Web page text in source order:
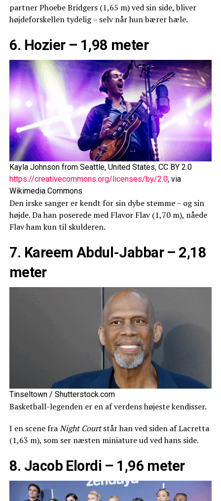
partner Phoebe Bridgers (1,65 m) ved sin side, bliver
højde­forskellen tydelig – selv når hun bærer hæle.
6. Hozier – 1,98 meter
Kayla Johnson from Seattle, United States, CC BY 2.0
https://creativecommons.org/licenses/by/2.0, via
Wikimedia Commons
Den irske sanger er kendt for sin dybe stemme – og sin
højde. Da han poserede med Flavor Flav (1,70 m), nåede
Flav ham kun til skulderen.
7. Kareem Abdul-Jabbar – 2,18
meter
Tinseltown / Shutterstock.com
Basketball-legenden er en af verdens højeste kendisser.
I en scene fraNight Courtstår han ved siden af Lacretta
(1,63 m), som ser næsten miniature ud ved hans side.
8. Jacob Elordi – 1,96 meter